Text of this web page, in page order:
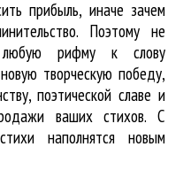
прибыль, иначе зачем
Поэтому не
любую рифму к слову
творческую победу,
поэтической славе и
ваших стихов. С
наполнятся новым